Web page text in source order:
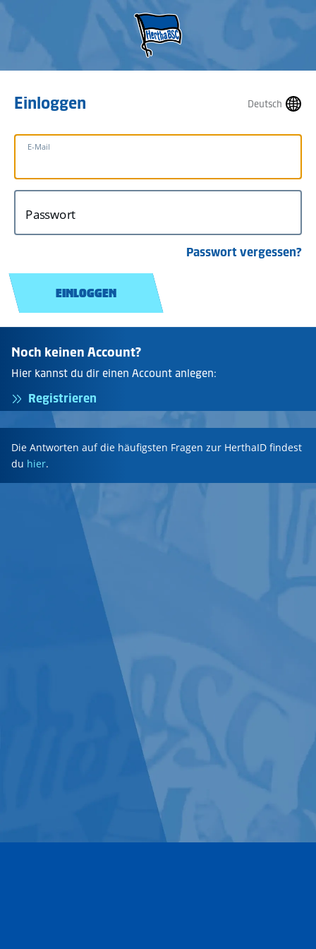
Deutsch
Einloggen
E-Mail
Passwort
Passwort vergessen?
EINLOGGEN
Noch keinen Account?
Hier kannst du dir einen Account anlegen:
Registrieren
Die Antworten auf die häufigsten Fragen zur HerthaID findest
du hier.